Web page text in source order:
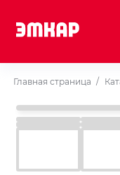
Главная страница /